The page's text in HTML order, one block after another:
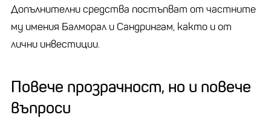
Допълнителни средства постъпват от частните
му имения Балморал и Сандрингам, както и от
лични инвестиции.
Повече прозрачност, но и повече
въпроси